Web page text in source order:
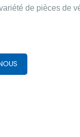
de pièces de